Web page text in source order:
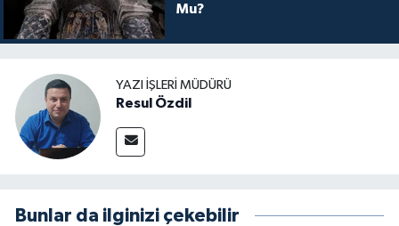
Mu?
YAZI İŞLERI MÜDÜRÜ
Resul Özdil
Bunlar da ilginizi çekebilir